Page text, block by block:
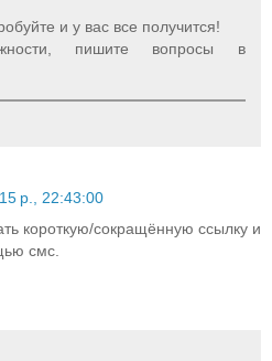
и у вас все получится!
пишите вопросы в
р., 22:43:00
короткую/сокращённую ссылку и
смс.